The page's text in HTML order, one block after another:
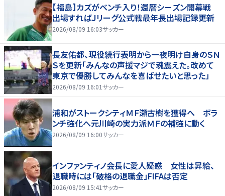
【福島】カズがベンチ入り！還暦シーズン開幕戦
出場すればＪリーグ公式戦最年長出場記録更新
2026/08/09 16:03サッカー
長友佑都、現役続行表明から一夜明け自身のＳＮ
Ｓを更新「みんなの声援マジで魂震えた。改めて
東京で優勝してみんなを喜ばせたいと思った」
2026/08/09 16:01サッカー
浦和がストークシティＭＦ瀬古樹を獲得へ ボラ
ンチ強化へ元川崎の実力派ＭＦの補強に動く
2026/08/09 16:00サッカー
インファンティノ会長に愛人疑惑 女性は昇給、
退職時には「破格の退職金」FIFAは否定
2026/08/09 15:41サッカー